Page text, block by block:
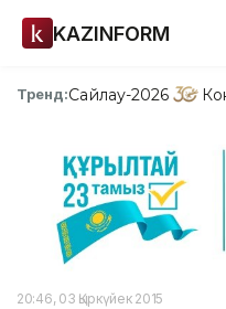
KAZINFORM
Тренд:Сайлау-2026
20:46, 03 Қыркүйек 2015